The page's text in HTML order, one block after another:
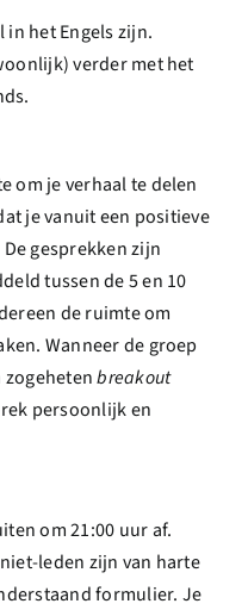
het Engels zijn.
verder met het
om je verhaal te delen
je vanuit een positieve
gesprekken zijn
tussen de 5 en 10
de ruimte om
Wanneer de groep
zogehetenbreakout
persoonlijk en
om 21:00 uur af.
leden zijn van harte
formulier. Je